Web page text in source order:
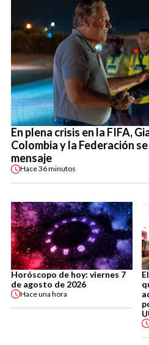
En plena crisis en la FIFA,
Colombia y la Federación
mensaje
Hace36 minutos
Horóscopo de hoy: viernes 7
de agosto de 2026
Haceuna hora